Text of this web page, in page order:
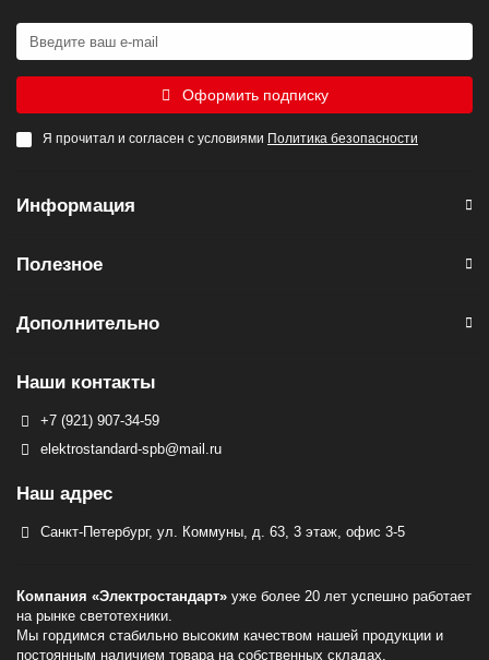
Оформить подписку
Я прочитал и согласен с условиями Политика безопасности
Информация
Полезное
Дополнительно
Наши контакты
+7 (921) 907-34-59
elektrostandard-spb@mail.ru
Наш адрес
Санкт-Петербург, ул. Коммуны, д. 63, 3 этаж, офис 3-5
Компания «Электростандарт» уже более 20 лет успешно работает
на рынке светотехники.
Мы гордимся стабильно высоким качеством нашей продукции и
постоянным наличием товара на собственных складах.